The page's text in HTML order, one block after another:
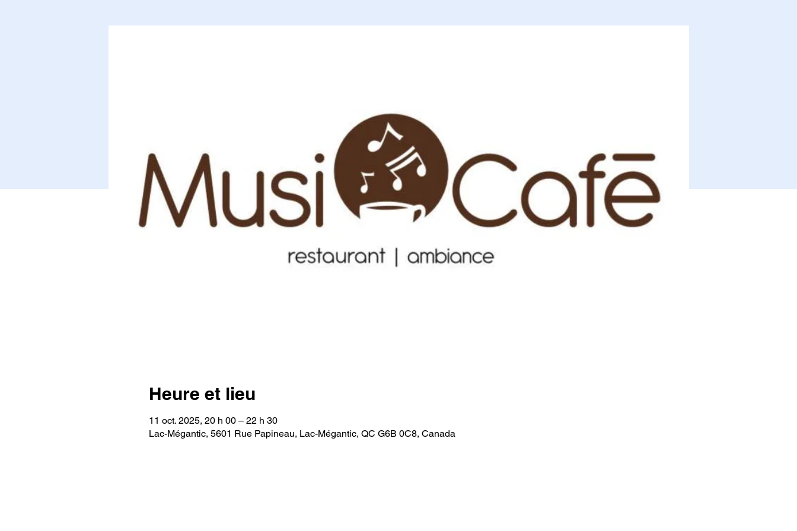
Heure et lieu
11 oct. 2025, 20 h 00 – 22 h 30
Lac-Mégantic, 5601 Rue Papineau, Lac-Mégantic, QC G6B 0C8, Canada